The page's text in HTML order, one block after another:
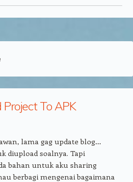
To APK
lama gag update blog…
diupload soalnya. Tapi
bahan untuk aku sharing
berbagi mengenai bagaimana